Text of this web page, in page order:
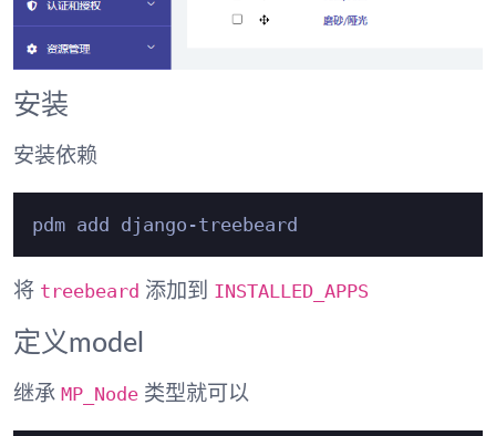
安装
安装依赖
将 treebeard 添加到 INSTALLED_APPS
定义model
继承 MP_Node 类型就可以